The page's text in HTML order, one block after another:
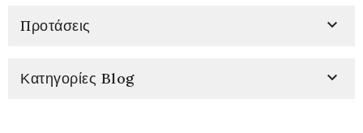
Προτάσεις 
Κατηγορίες Blog 